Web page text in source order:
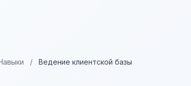
/ Ведение клиентской базы